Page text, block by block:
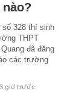
số 328 thí sinh
THPT
đã đăng
các trường
6 giờ trước